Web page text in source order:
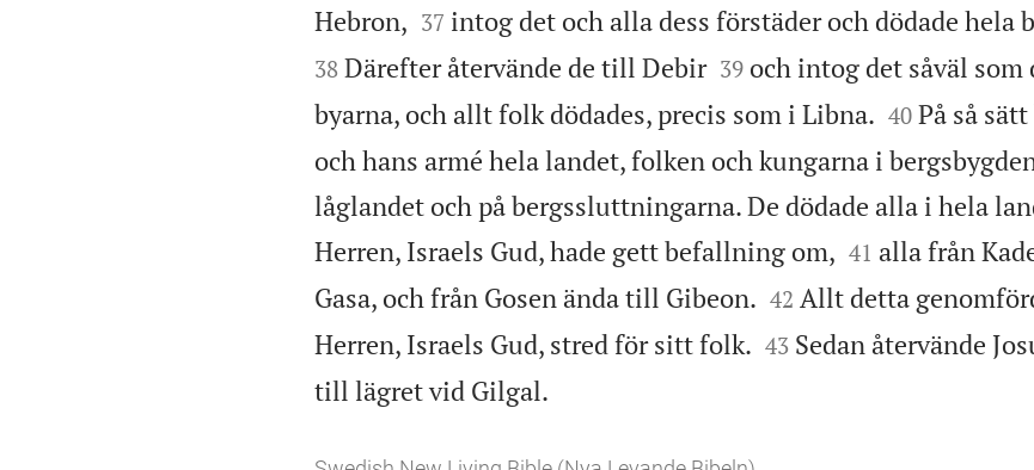
Hebron, 

37 intog det och alla dess förstäder och dödade hela
38 Därefter återvände de till Debir
39 och intog det såväl
byarna, och allt folk dödades, precis som i Libna.
40 På så
och hans armé hela landet, folken och kungarna i
låglandet och på bergssluttningarna. De dödade alla i hela
Herren, Israels Gud, hade gett befallning om, 

41 alla från
Gasa, och från Gosen ända till Gibeon.
42 Allt detta
Herren, Israels Gud, stred för sitt folk.
43 Sedan återvände
till lägret vid Gilgal.